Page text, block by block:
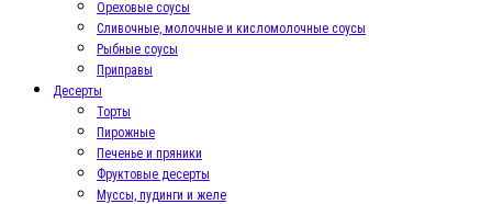
Ореховые соусы
Сливочные, молочные и кисломолочные соусы
Рыбные соусы
Приправы
Десерты
Торты
Пирожные
Печенье и пряники
Фруктовые десерты
Муссы, пудинги и желе